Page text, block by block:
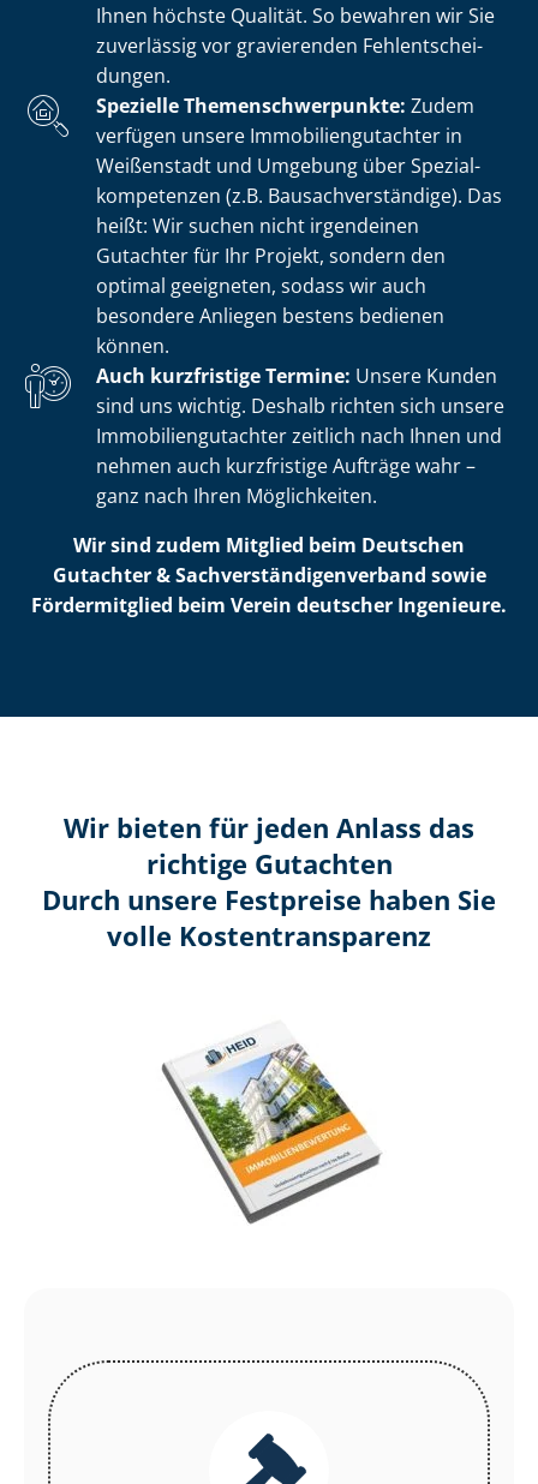
Ihnen höchste Qualität. So bewahren wir Sie
zuverlässig vor gravierenden Fehl­ent­schei­
dun­gen.
Spezielle The­men­schwer­punk­te: Zudem
verfügen unsere Im­mo­bi­li­en­gut­ach­ter in
Weißenstadt und Umgebung über Spe­zi­al­
kom­pe­ten­zen (z.B. Bau­sach­ver­stän­di­ge). Das
heißt: Wir suchen nicht irgendeinen
Gutachter für Ihr Projekt, sondern den
optimal geeigneten, sodass wir auch
besondere Anliegen bestens bedienen
können.
Auch kurzfristige Termine: Unsere Kunden
sind uns wichtig. Deshalb richten sich unsere
Im­mo­bi­li­en­gut­ach­ter zeitlich nach Ihnen und
nehmen auch kurzfristige Aufträge wahr –
ganz nach Ihren Möglichkeiten.
Wir sind zudem Mitglied beim Deutschen
Gutachter & Sach­ver­stän­di­gen­ver­band sowie
Fördermitglied beim Verein deutscher Ingenieure.
Wir bieten für jeden Anlass das
richtige Gutachten
Durch unsere Festpreise haben Sie
volle Kosten­transparenz